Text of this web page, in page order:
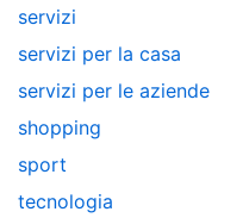
servizi
servizi per la casa
servizi per le aziende
shopping
sport
tecnologia